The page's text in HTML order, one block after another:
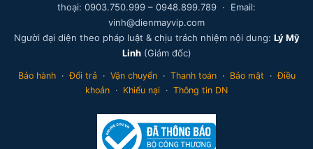
thoại: 0903.750.999 – 0948.899.789 · Email:
vinh@dienmayvip.com
Người đại diện theo pháp luật & chịu trách nhiệm nội dung: Lý Mỹ
Linh(Giám đốc)
Bảo hành·Đổi trả · Vận chuyển· Thanh toán· Bảo mật ·Điều
khoản · Khiếu nại · Thông tin DN